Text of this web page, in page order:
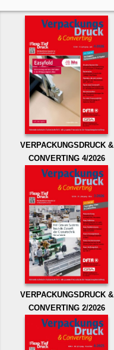
VERPACKUNGSDRUCK &
CONVERTING 4/2026
VERPACKUNGSDRUCK &
CONVERTING 2/2026